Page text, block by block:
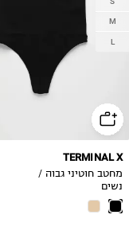
M
L
TERMINAL X
מחטב חוטיני גבוה /
נשים